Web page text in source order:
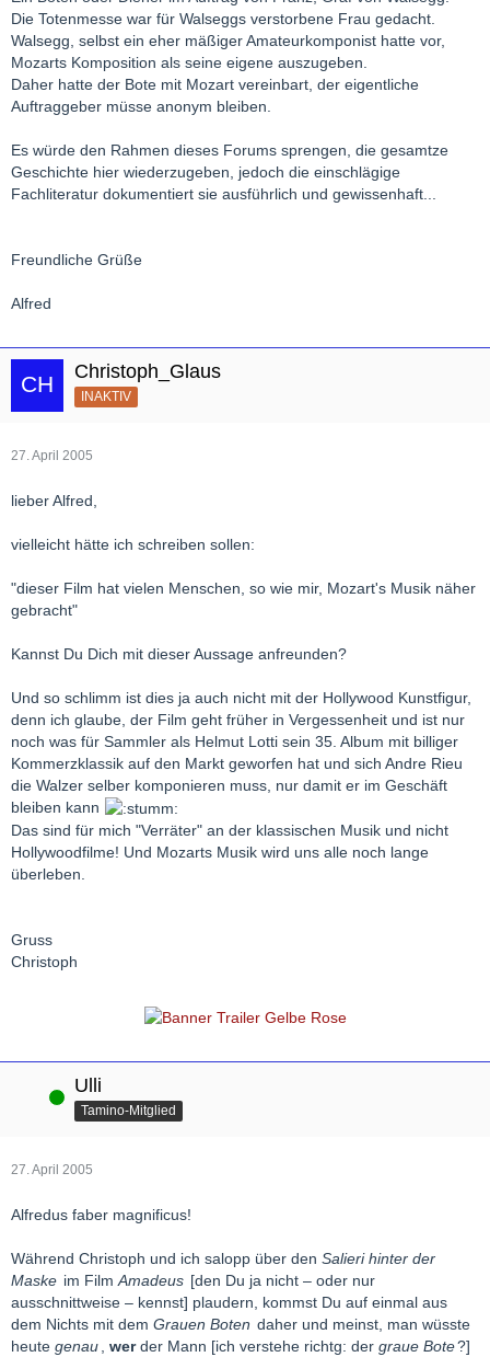
Die Totenmesse war für Walseggs verstorbene Frau gedacht.
Walsegg, selbst ein eher mäßiger Amateurkomponist hatte vor,
Mozarts Komposition als seine eigene auszugeben.
Daher hatte der Bote mit Mozart vereinbart, der eigentliche
Auftraggeber müsse anonym bleiben.
Es würde den Rahmen dieses Forums sprengen, die gesamtze
Geschichte hier wiederzugeben, jedoch die einschlägige
Fachliteratur dokumentiert sie ausführlich und gewissenhaft...
Freundliche Grüße
Alfred
Christoph_Glaus
INAKTIV
27. April 2005
lieber Alfred,
vielleicht hätte ich schreiben sollen:
"dieser Film hat vielen Menschen, so wie mir, Mozart's Musik näher
gebracht"
Kannst Du Dich mit dieser Aussage anfreunden?
Und so schlimm ist dies ja auch nicht mit der Hollywood Kunstfigur,
denn ich glaube, der Film geht früher in Vergessenheit und ist nur
noch was für Sammler als Helmut Lotti sein 35. Album mit billiger
Kommerzklassik auf den Markt geworfen hat und sich Andre Rieu
die Walzer selber komponieren muss, nur damit er im Geschäft
bleiben kann
Das sind für mich "Verräter" an der klassischen Musik und nicht
Hollywoodfilme! Und Mozarts Musik wird uns alle noch lange
überleben.
Gruss
Christoph
Online Ulli
Tamino-Mitglied
27. April 2005
Alfredus faber magnificus!
Während Christoph und ich salopp über den Salieri hinter der
Maske im FilmAmadeus [den Du ja nicht – oder nur
ausschnittweise – kennst] plaudern, kommst Du auf einmal aus
dem Nichts mit dem Grauen Boten daher und meinst, man wüsste
heute genau, werder Mann [ich verstehe richtg: der graue Bote?]